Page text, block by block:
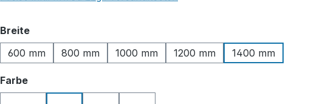
Breiteauswählen
600 mm
800 mm 1000 mm 1200 mm 1400 mm
Farbeauswählen